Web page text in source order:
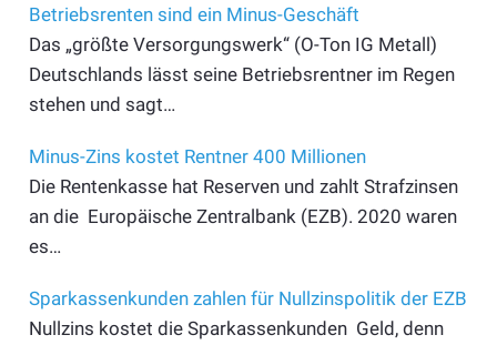
Betriebsrenten sind ein Minus-Geschäft
Das „größte Versorgungswerk“ (O-Ton IG Metall)
Deutschlands lässt seine Betriebsrentner im Regen
stehen und sagt…
Minus-Zins kostet Rentner 400 Millionen
Die Rentenkasse hat Reserven und zahlt Strafzinsen
an die Europäische Zentralbank (EZB). 2020 waren
es…
Sparkassenkunden zahlen für Nullzinspolitik der EZB
Nullzins kostet die Sparkassenkunden Geld, denn